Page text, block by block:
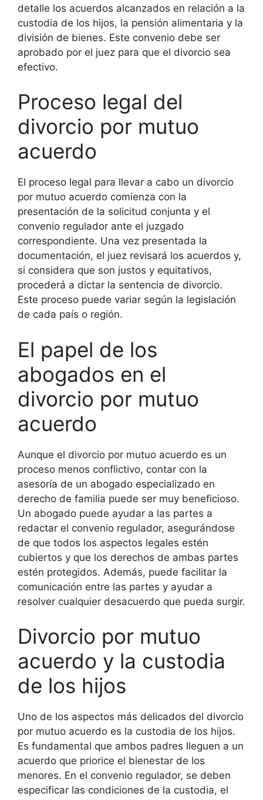
detalle los acuerdos alcanzados en relación a la
custodia de los hijos, la pensión alimentaria y la
división de bienes. Este convenio debe ser
aprobado por el juez para que el divorcio sea
efectivo.
Proceso legal del
divorcio por mutuo
acuerdo
El proceso legal para llevar a cabo un divorcio
por mutuo acuerdo comienza con la
presentación de la solicitud conjunta y el
convenio regulador ante el juzgado
correspondiente. Una vez presentada la
documentación, el juez revisará los acuerdos y,
si considera que son justos y equitativos,
procederá a dictar la sentencia de divorcio.
Este proceso puede variar según la legislación
de cada país o región.
El papel de los
abogados en el
divorcio por mutuo
acuerdo
Aunque el divorcio por mutuo acuerdo es un
proceso menos conflictivo, contar con la
asesoría de un abogado especializado en
derecho de familia puede ser muy beneficioso.
Un abogado puede ayudar a las partes a
redactar el convenio regulador, asegurándose
de que todos los aspectos legales estén
cubiertos y que los derechos de ambas partes
estén protegidos. Además, puede facilitar la
comunicación entre las partes y ayudar a
resolver cualquier desacuerdo que pueda surgir.
Divorcio por mutuo
acuerdo y la custodia
de los hijos
Uno de los aspectos más delicados del divorcio
por mutuo acuerdo es la custodia de los hijos.
Es fundamental que ambos padres lleguen a un
acuerdo que priorice el bienestar de los
menores. En el convenio regulador, se deben
especificar las condiciones de la custodia, el